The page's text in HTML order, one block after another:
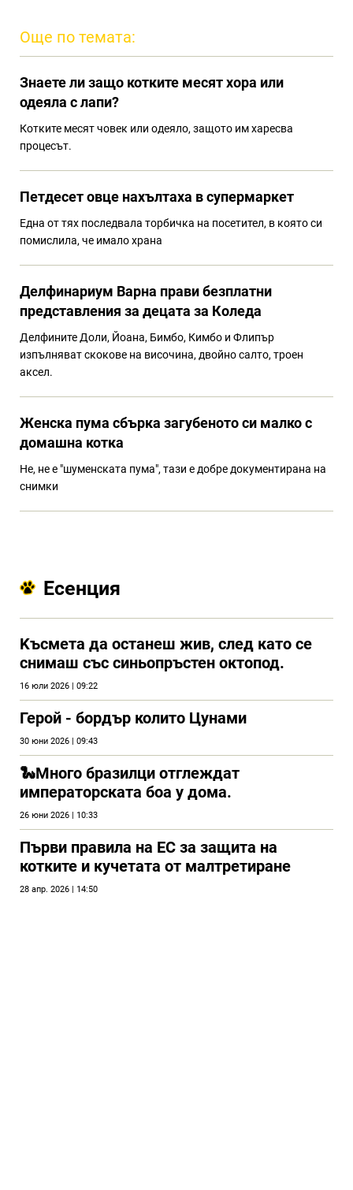
Още по темата:
Знаете ли защо котките месят хора или
одеяла с лапи?
Котките месят човек или одеяло, защото им харесва
процесът.
Петдесет овце нахълтаха в супермаркет
Една от тях последвала торбичка на посетител, в която си
помислила, че имало храна
Делфинариум Варна прави безплатни
представления за децата за Коледа
Делфините Доли, Йоана, Бимбо, Кимбо и Флипър
изпълняват скокове на височина, двойно салто, троен
аксел.
Женска пума сбърка загубеното си малко с
домашна котка
Не, не е "шуменската пума", тази е добре документирана на
снимки
Есенция
Kъсмета да останеш жив, след като се
снимаш със синьопръстен октопод.
16 юли 2026 | 09:22
Герой - бордър колито Цунами
30 юни 2026 | 09:43
🐍Много бразилци отглеждат
императорската боа у дома.
26 юни 2026 | 10:33
Първи правила на ЕС за защита на
котките и кучетата от малтретиране
28 апр. 2026 | 14:50